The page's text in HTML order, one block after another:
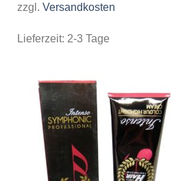
zzgl. Versandkosten
Lieferzeit: 2-3 Tage